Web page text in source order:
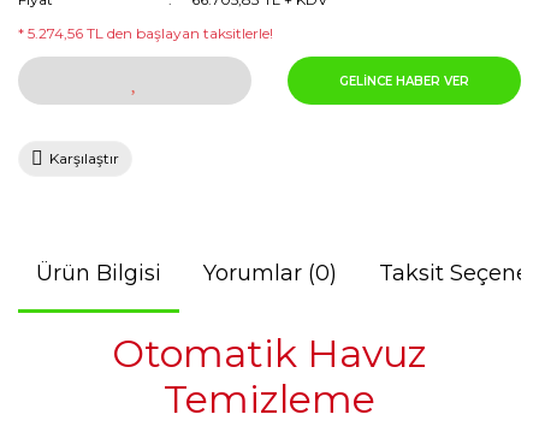
* 5.274,56 TL den başlayan taksitlerle!
GELİNCE HABER VER
Karşılaştır
Ürün Bilgisi Yorumlar (0) Taksit
Otomatik Havuz
Temizleme